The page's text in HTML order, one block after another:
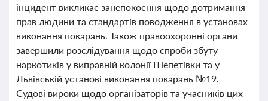
інцидент викликає занепокоєння щодо дотримання
прав людини та стандартів поводження в установах
виконання покарань. Також правоохоронні органи
завершили розслідування щодо спроби збуту
наркотиків у виправній колонії Шепетівки та у
Львівській установі виконання покарань №19.
Судові вироки щодо організаторів та учасників цих